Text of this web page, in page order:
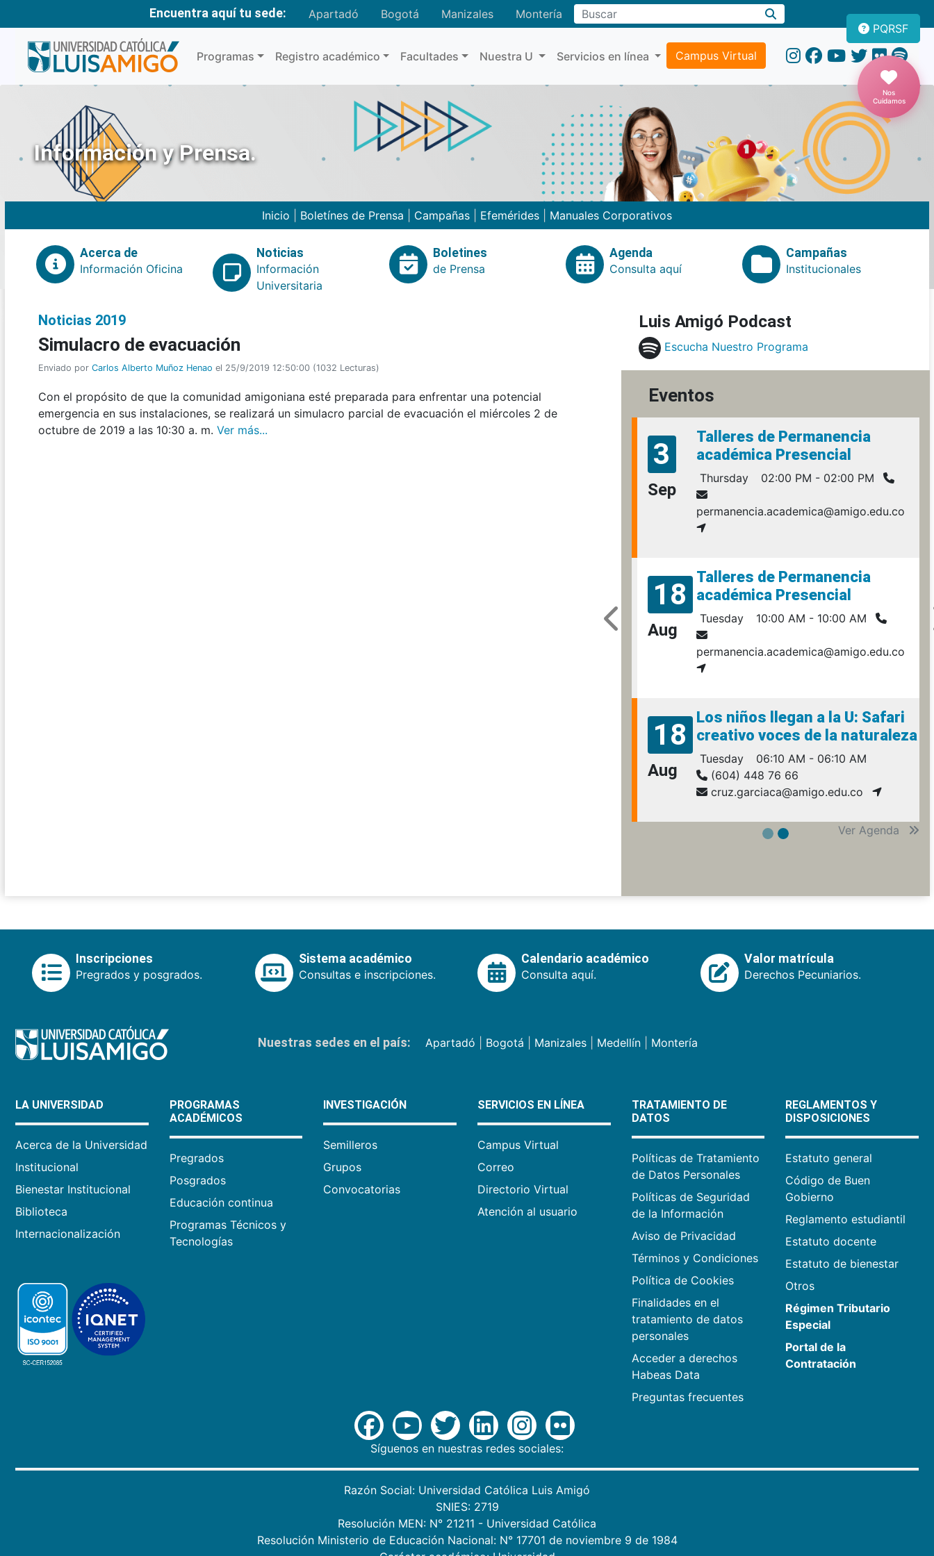
Encuentra aquí tu sede: Apartadó Bogotá Manizales MonteríaBuscar
Programas Registro académico Facultades Nuestra U Servicios en línea Campus Virtual
PQRSF
Nos
Cuidamos
Información y Prensa.
Inicio Boletínes de Prensa Campañas Efemérides Manuales Corporativos
Acerca de
Información Oficina
Noticias
Información
Universitaria
Boletines
de Prensa
Agenda
Consulta aquí
Campañas
Institucionales
Noticias 2019
Simulacro de evacuación
Enviado por Carlos Alberto Muñoz Henao el 25/9/2019 12:50:00 (1032 Lecturas)
Con el propósito de que la comunidad amigoniana esté preparada para enfrentar una potencial
emergencia en sus instalaciones, se realizará un simulacro parcial de evacuación el miércoles 2 de
octubre de 2019 a las 10:30 a. m. Ver más...
Luis Amigó Podcast
Escucha Nuestro Programa
Eventos
3
Sep
Talleres de Permanencia
académica Presencial
Thursday 02:00 PM - 02:00 PM
permanencia.academica@amigo.edu.co
18
Aug
Talleres de Permanencia
académica Presencial
Tuesday 10:00 AM - 10:00 AM
permanencia.academica@amigo.edu.co
18
Aug
Los niños llegan a la U: Safari
creativo voces de la naturaleza
Tuesday
06:10 AM - 06:10 AM
(604) 448 76 66
cruz.garciaca@amigo.edu.co
Ver Agenda
Inscripciones
Pregrados y posgrados.
Sistema académico
Consultas e inscripciones.
Calendario académico
Consulta aquí.
Valor matrícula
Derechos Pecuniarios.
Nuestras sedes en el país: Apartadó Bogotá Manizales| Medellín| Montería
LA UNIVERSIDAD
Acerca de la Universidad
Institucional
Bienestar Institucional
Biblioteca
Internacionalización
PROGRAMAS
ACADÉMICOS
Pregrados
Posgrados
Educación continua
Programas Técnicos y
Tecnologías
INVESTIGACIÓN
Semilleros
Grupos
Convocatorias
SERVICIOS EN LÍNEA
Campus Virtual
Correo
Directorio Virtual
Atención al usuario
TRATAMIENTO DE
DATOS
Políticas de Tratamiento
de Datos Personales
Políticas de Seguridad
de la Información
Aviso de Privacidad
Términos y Condiciones
Política de Cookies
Finalidades en el
tratamiento de datos
personales
Acceder a derechos
Habeas Data
Preguntas frecuentes
REGLAMENTOS Y
DISPOSICIONES
Estatuto general
Código de Buen
Gobierno
Reglamento estudiantil
Estatuto docente
Estatuto de bienestar
Otros
Régimen Tributario
Especial
Portal de la
Contratación
Síguenos en nuestras redes sociales:
Razón Social: Universidad Católica Luis Amigó
SNIES: 2719
Resolución MEN: N° 21211 - Universidad Católica
Resolución Ministerio de Educación Nacional: N° 17701 de noviembre 9 de 1984